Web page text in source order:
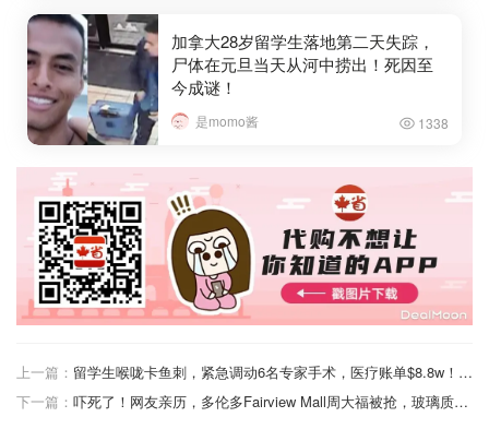
加拿大28岁留学生落地第二天失踪，
尸体在元旦当天从河中捞出！死因至
今成谜！
是momo酱 1338
上一篇：
留学生喉咙卡鱼刺，紧急调动6名专家手术，医疗账单$8.8w！还有这些奇葩经历笑哭了！
下一篇：
吓死了！网友亲历，多伦多Fairview Mall周大福被抢，玻璃质量太好劫匪空手而归！